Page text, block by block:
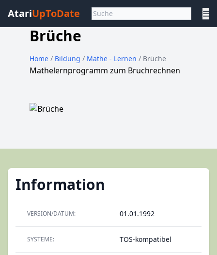
AtariUpToDate ☰
Brüche
Home/ Bildung / Mathe - Lernen / Brüche
Mathelernprogramm zum Bruchrechnen
Information
VERSION/DATUM: 01.01.1992
SYSTEME: TOS-kompatibel